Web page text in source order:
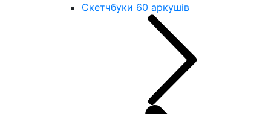
Скетчбуки 60 аркушів